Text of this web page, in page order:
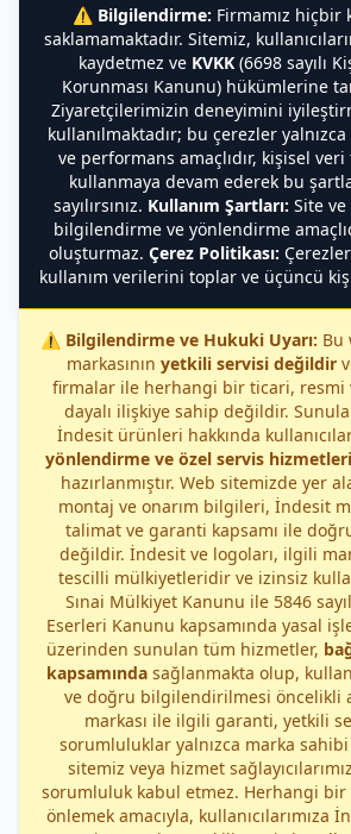
⚠️ Bilgilendirme: Firmamız hiçbir
saklamamaktadır. Sitemiz,
kaydetmez ve KVKK(6698 sayılı
Korunması Kanunu) hükümlerine
Ziyaretçilerimizin deneyimini
kullanılmaktadır; bu çerezler
ve performans amaçlıdır, kişisel
kullanmaya devam ederek bu
sayılırsınız. Kullanım Şartları: Site
bilgilendirme ve yönlendirme
oluşturmaz. Çerez Politikası:
kullanım verilerini toplar ve üçüncü
⚠️ Bilgilendirme ve Hukuki Uyarı: Bu
markasının yetkili servisi değildir
firmalar ile herhangi bir ticari, resmi
dayalı ilişkiye sahip değildir.
İndesit ürünleri hakkında
yönlendirme ve özel servis
hazırlanmıştır. Web sitemizde yer
montaj ve onarım bilgileri, İndesit
talimat ve garanti kapsamı ile
değildir. İndesit ve logoları, ilgili
tescilli mülkiyetleridir ve izinsiz
Sınai Mülkiyet Kanunu ile 5846
Eserleri Kanunu kapsamında yasal
üzerinden sunulan tüm hizmetler,
kapsamındasağlanmakta olup,
ve doğru bilgilendirilmesi öncelikli
markası ile ilgili garanti, yetkili
sorumluluklar yalnızca marka
sitemiz veya hizmet
sorumluluk kabul etmez. Herhangi bir
önlemek amacıyla,